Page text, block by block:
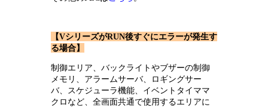
【VシリーズがRUN後すぐにエラーが発生す
る場合】
制御エリア、バックライトやブザーの制御
メモリ、アラームサーバ、ロギングサー
バ、スケジューラ機能、イベントタイママ
クロなど、全画面共通で使用するエリアに